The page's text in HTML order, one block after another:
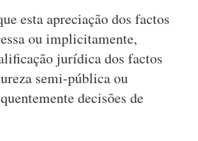
esta apreciação dos factos
ou implicitamente,
jurídica dos factos
semi-pública ou
decisões de